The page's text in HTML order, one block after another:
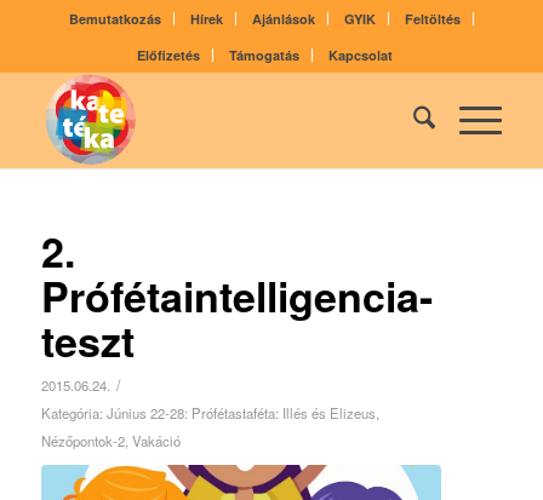
Bemutatkozás Hírek Ajánlások GYIK
Feltöltés
Előfizetés
Támogatás Kapcsolat
2.
Prófétaintelligencia-
teszt
2015.06.24. /
Kategória: Június 22-28: Prófétastaféta: Illés és Elizeus
Nézőpontok-2, Vakáció